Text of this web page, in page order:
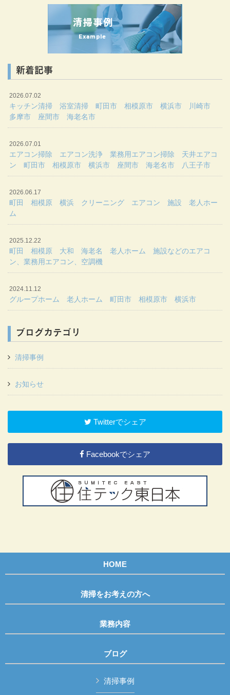
新着記事
2026.07.02
キッチン清掃 浴室清掃 町田市 相模原市 横浜市 川崎市
多摩市 座間市 海老名市
2026.07.01
エアコン掃除 エアコン洗浄 業務用エアコン掃除 天井エアコ
ン 町田市 相模原市 横浜市 座間市 海老名市 八王子市
2026.06.17
町田 相模原 横浜 クリーニング エアコン 施設 老人ホー
ム
2025.12.22
町田 相模原 大和 海老名 老人ホーム 施設などのエアコ
ン、業務用エアコン、空調機
2024.11.12
グループホーム 老人ホーム 町田市 相模原市 横浜市
ブログカテゴリ
清掃事例
お知らせ
Twitterでシェア
Facebookでシェア
HOME
清掃をお考えの方へ
業務内容
ブログ
清掃事例